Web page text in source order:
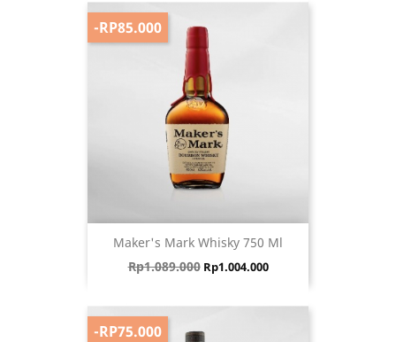
Maker's Mark Whisky 750 Ml
Harga biasa
Rp1.089.000 Harga
Rp1.004.000
-RP85.000
-RP75.000